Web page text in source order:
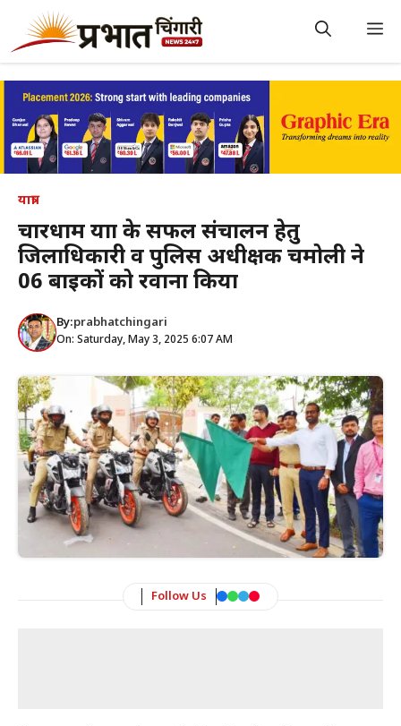
content
यात्रा
चारधाम यात्रा के सफल संचालन हेतु
जिलाधिकारी व पुलिस अधीक्षक चमोली ने
06 बाइकों को रवाना किया
By:prabhatchingari
On: Saturday, May 3, 2025 6:07 AM
Follow Us